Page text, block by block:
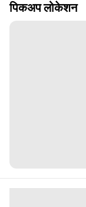
पिकअप लोकेशन